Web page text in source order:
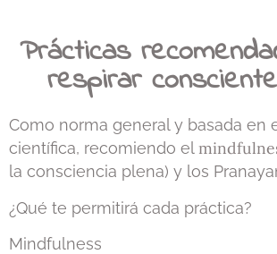
Prácticas
respirar
Como norma general y basada en
científica, recomiendo el
la consciencia plena) y los
¿Qué te permitirá cada práctica?
Mindfulness